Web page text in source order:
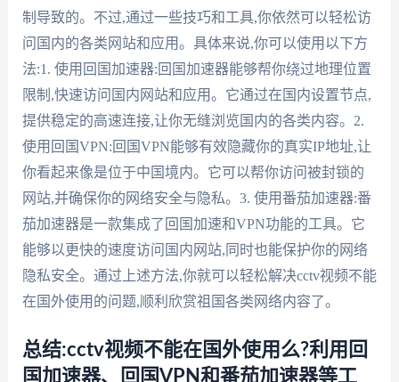
制导致的。不过,通过一些技巧和工具,你依然可以轻松访
问国内的各类网站和应用。具体来说,你可以使用以下方
法:1. 使用回国加速器:回国加速器能够帮你绕过地理位置
限制,快速访问国内网站和应用。它通过在国内设置节点,
提供稳定的高速连接,让你无缝浏览国内的各类内容。2.
使用回国VPN:回国VPN能够有效隐藏你的真实IP地址,让
你看起来像是位于中国境内。它可以帮你访问被封锁的
网站,并确保你的网络安全与隐私。3. 使用番茄加速器:番
茄加速器是一款集成了回国加速和VPN功能的工具。它
能够以更快的速度访问国内网站,同时也能保护你的网络
隐私安全。通过上述方法,你就可以轻松解决cctv视频不能
在国外使用的问题,顺利欣赏祖国各类网络内容了。
总结:cctv视频不能在国外使用么?利用回
国加速器、回国VPN和番茄加速器等工